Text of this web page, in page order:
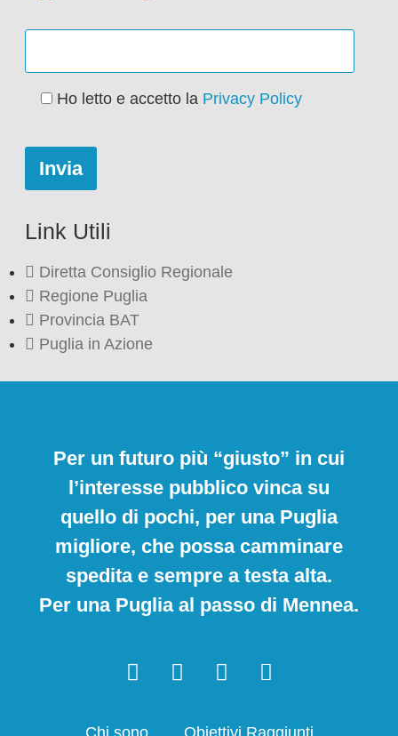
Ho letto e accetto la Privacy Policy
Link Utili
Diretta Consiglio Regionale
Regione Puglia
Provincia BAT
Puglia in Azione
Per un futuro più “giusto” in cui
l’interesse pubblico vinca su
quello di pochi, per una Puglia
migliore, che possa camminare
spedita e sempre a testa alta.
Per una Puglia al passo di Mennea.